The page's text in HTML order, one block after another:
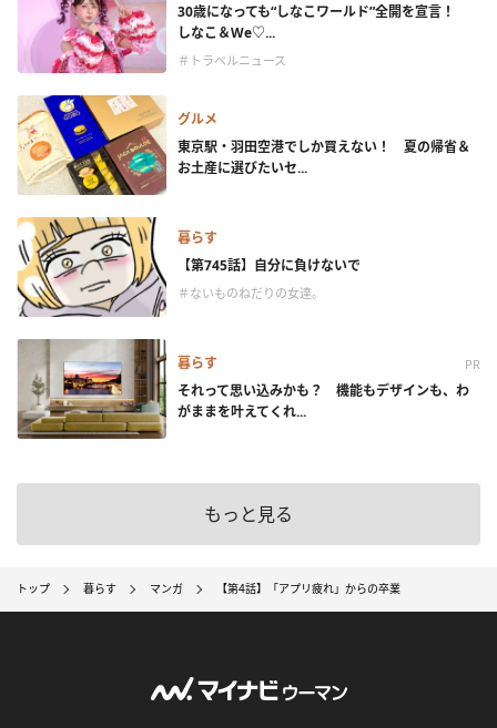
30歳になっても“しなこワールド”全開を宣言！
しなこ＆We♡...
＃トラベルニュース
グルメ
東京駅・羽田空港でしか買えない！ 夏の帰省＆
お土産に選びたいセ...
暮らす
【第745話】自分に負けないで
＃ないものねだりの女達。
暮らす PR
それって思い込みかも？ 機能もデザインも、わ
がままを叶えてくれ...
もっと見る
トップ 暮らす マンガ 【第4話】「アプリ疲れ」からの卒業